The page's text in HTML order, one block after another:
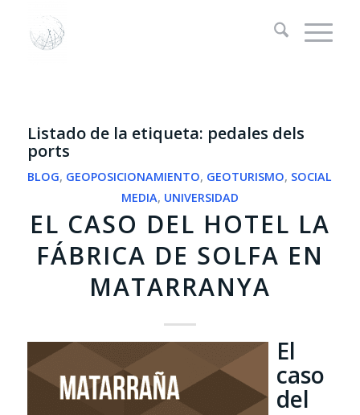
Listado de la etiqueta: pedales dels
ports
BLOG, GEOPOSICIONAMIENTO, GEOTURISMO, SOCIAL
MEDIA, UNIVERSIDAD
EL CASO DEL HOTEL LA
FÁBRICA DE SOLFA EN
MATARRANYA
El
caso
del